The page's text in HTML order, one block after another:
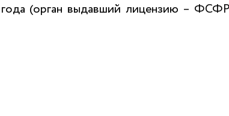
(орган выдавший лицензию –